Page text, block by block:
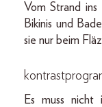
Vom Strand
Bikinis und
sie nur beim
Es muss nicht